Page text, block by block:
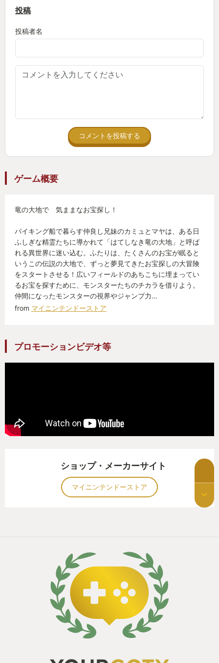
投稿
投稿者名
コメントを投稿する
ゲーム概要
竜の大地で 気ままなお宝探し！
バイキング船で暮らす仲良し兄妹のカミュとマヤは、ある日
ふしぎな精霊たちに導かれて「はてしなき竜の大地」と呼ば
れる異世界に迷い込む。ふたりは、たくさんのお宝が眠ると
いうこの伝説の大地で、ずっと夢見てきたお宝探しの大冒険
をスタートさせる！広いフィールドのあちこちに埋まってい
るお宝を探すために、モンスターたちのチカラを借りよう。
仲間になったモンスターの視界やジャンプ力…
from マイニンテンドーストア
プロモーションビデオ等
ショップ・メーカーサイト
マイニンテンドーストア